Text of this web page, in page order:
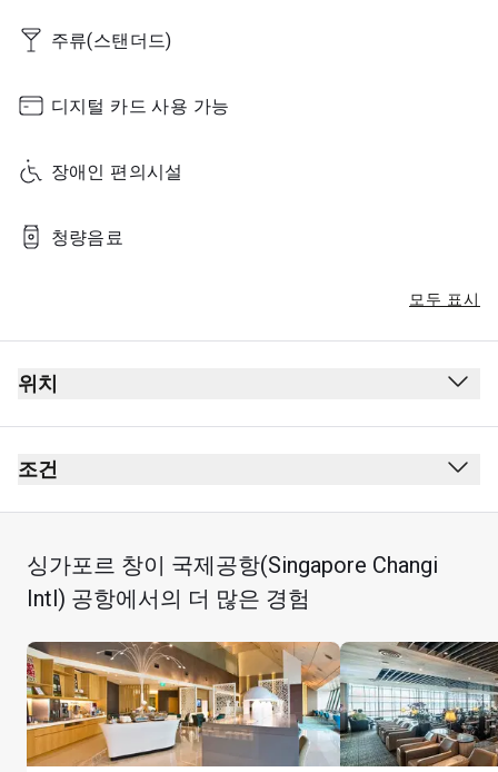
Friday
Sunday
주류(스탠더드)
디지털 카드 사용 가능
장애인 편의시설
청량음료
모두 표시
위치
조건
싱가포르 창이 국제공항(Singapore Changi
Intl) 공항에서의 더 많은 경험